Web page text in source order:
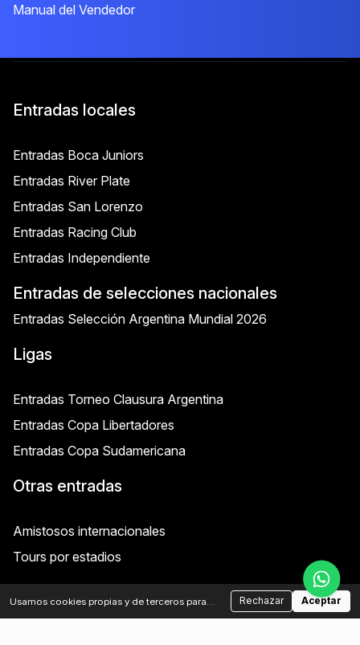
Manual del Vendedor
Entradas locales
Entradas Boca Juniors
Entradas River Plate
Entradas San Lorenzo
Entradas Racing Club
Entradas Independiente
Entradas de selecciones nacionales
Entradas Selección Argentina Mundial 2026
Ligas
Entradas Torneo Clausura Argentina
Entradas Copa Libertadores
Entradas Copa Sudamericana
Otras entradas
Amistosos internacionales
Tours por estadios
Usamos cookies propias y de terceros para
Rechazar Aceptar